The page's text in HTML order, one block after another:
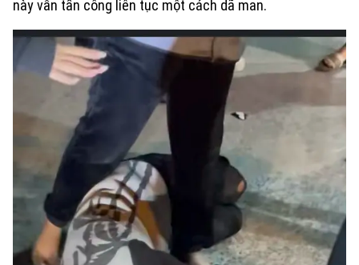
này vẫn tấn công liên tục một cách dã man.